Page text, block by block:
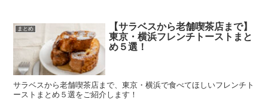
まとめ
【サラベスから老舗喫茶店まで】
東京・横浜フレンチトーストまと
め５選！
サラベスから老舗喫茶店まで、東京・横浜で食べてほしいフレンチト
ーストまとめ５選をご紹介します！